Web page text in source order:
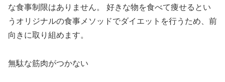
な食事制限はありません。 好きな物を食べて痩せるとい
うオリジナルの食事メソッドでダイエットを行うため、前
向きに取り組めます。
無駄な筋肉がつかない